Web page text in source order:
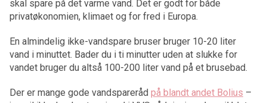
skal spare på det varme vand. Det er godt for både
privatøkonomien, klimaet og for fred i Europa.
En almindelig ikke-vandspare bruser bruger 10-20 liter
vand i minuttet. Bader du i ti minutter uden at slukke for
vandet bruger du altså 100-200 liter vand på et brusebad.
Der er mange gode vandspareråd på blandt andet Bolius –